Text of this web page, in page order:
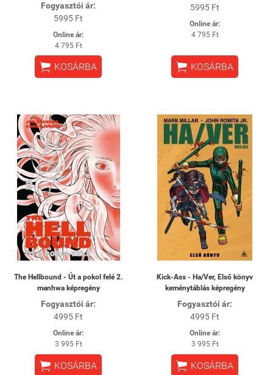
Fogyasztói ár:
5995 Ft
Online ár:
4 795 Ft
 KOSÁRBA
5995 Ft
Online ár:
4 795 Ft
 KOSÁRBA
The Hellbound - Út a pokol felé 2.
manhwa képregény
Fogyasztói ár:
4995 Ft
Online ár:
3 995 Ft
 KOSÁRBA
Kick-Ass - Ha/Ver, Első könyv
keménytáblás képregény
Fogyasztói ár:
4995 Ft
Online ár:
3 995 Ft
 KOSÁRBA